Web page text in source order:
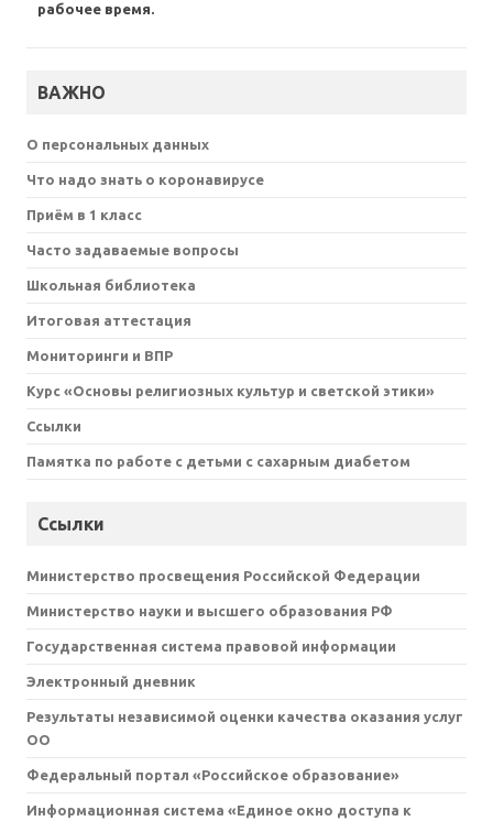
рабочее время.
ВАЖНО
О персональных данных
Что надо знать о коронавирусе
Приём в 1 класс
Часто задаваемые вопросы
Школьная библиотека
Итоговая аттестация
Мониторинги и ВПР
Курс «Основы религиозных культур и светской этики»
Ссылки
Памятка по работе с детьми с сахарным диабетом
Ссылки
Министерство просвещения Российской Федерации
Министерство науки и высшего образования РФ
Государственная система правовой информации
Электронный дневник
Результаты независимой оценки качества оказания услуг
ОО
Федеральный портал «Российское образование»
Информационная система «Единое окно доступа к